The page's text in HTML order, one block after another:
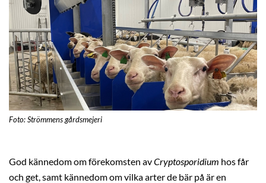
Foto: Strömmens gårdsmejeri
God kännedom om förekomsten avCryptosporidium hos får
och get, samt kännedom om vilka arter de bär på är en